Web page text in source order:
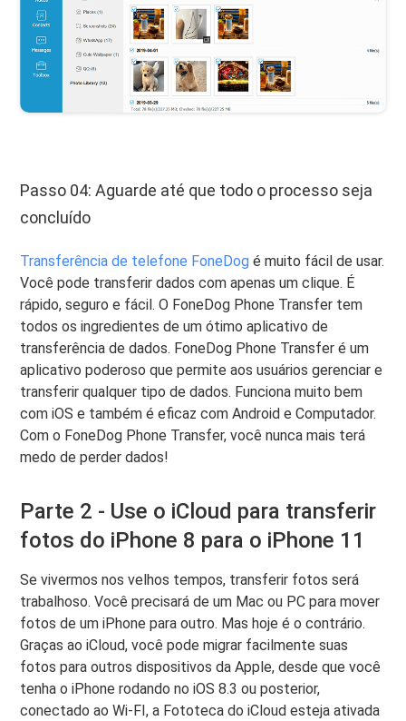
Passo 04: Aguarde até que todo o processo seja
concluído
Transferência de telefone FoneDog é muito fácil de usar.
Você pode transferir dados com apenas um clique. É
rápido, seguro e fácil. O FoneDog Phone Transfer tem
todos os ingredientes de um ótimo aplicativo de
transferência de dados. FoneDog Phone Transfer é um
aplicativo poderoso que permite aos usuários gerenciar e
transferir qualquer tipo de dados. Funciona muito bem
com iOS e também é eficaz com Android e Computador.
Com o FoneDog Phone Transfer, você nunca mais terá
medo de perder dados!
Parte 2 - Use o iCloud para transferir
fotos do iPhone 8 para o iPhone 11
Se vivermos nos velhos tempos, transferir fotos será
trabalhoso. Você precisará de um Mac ou PC para mover
fotos de um iPhone para outro. Mas hoje é o contrário.
Graças ao iCloud, você pode migrar facilmente suas
fotos para outros dispositivos da Apple, desde que você
tenha o iPhone rodando no iOS 8.3 ou posterior,
conectado ao Wi-FI, a Fototeca do iCloud esteja ativada